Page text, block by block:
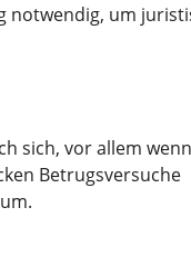
notwendig, um
sich, vor allem
Betrugsversuche